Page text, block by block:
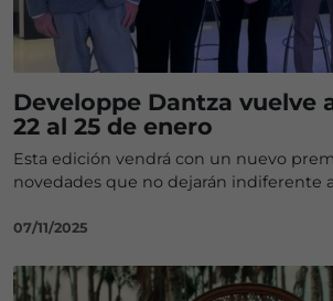
Developpe Dantza vuelve
22 al 25 de enero
Esta edición vendrá con un nuevo
novedades que no dejarán indiferente
07/11/2025